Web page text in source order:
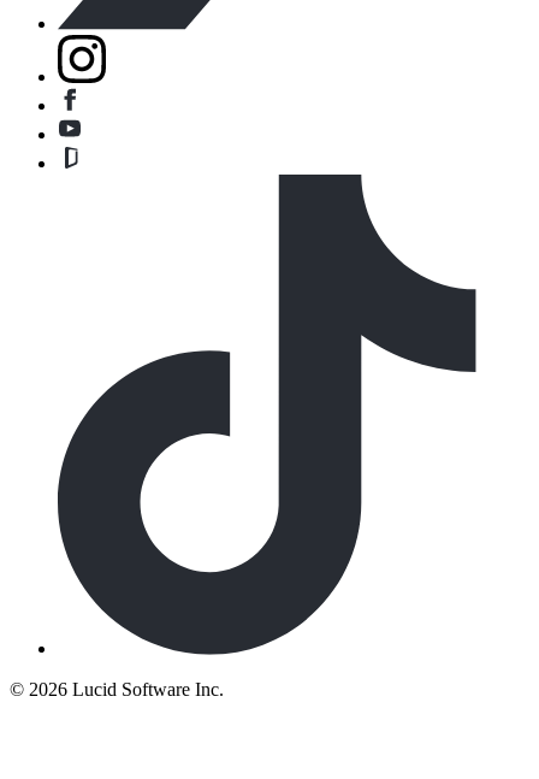
© 2026 Lucid Software Inc.